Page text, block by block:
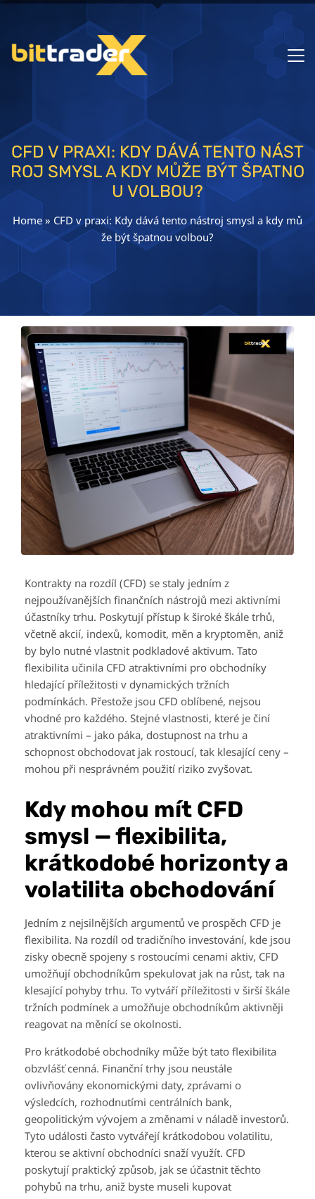
CFD V PRAXI: KDY DÁVÁ TENTO NÁST
ROJ SMYSL A KDY MŮŽE BÝT ŠPATNO
U VOLBOU?
Home » CFD v praxi: Kdy dává tento nástroj smysl a kdy mů
že být špatnou volbou?
Kontrakty na rozdíl (CFD) se staly jedním z
nejpoužívanějších finančních nástrojů mezi aktivními
účastníky trhu. Poskytují přístup k široké škále trhů,
včetně akcií, indexů, komodit, měn a kryptoměn, aniž
by bylo nutné vlastnit podkladové aktivum. Tato
flexibilita učinila CFD atraktivními pro obchodníky
hledající příležitosti v dynamických tržních
podmínkách. Přestože jsou CFD oblíbené, nejsou
vhodné pro každého. Stejné vlastnosti, které je činí
atraktivními – jako páka, dostupnost na trhu a
schopnost obchodovat jak rostoucí, tak klesající ceny –
mohou při nesprávném použití riziko zvyšovat.
Kdy mohou mít CFD
smysl — flexibilita,
krátkodobé horizonty a
volatilita obchodování
Jedním z nejsilnějších argumentů ve prospěch CFD je
flexibilita. Na rozdíl od tradičního investování, kde jsou
zisky obecně spojeny s rostoucími cenami aktiv, CFD
umožňují obchodníkům spekulovat jak na růst, tak na
klesající pohyby trhu. To vytváří příležitosti v širší škále
tržních podmínek a umožňuje obchodníkům aktivněji
reagovat na měnící se okolnosti.
Pro krátkodobé obchodníky může být tato flexibilita
obzvlášť cenná. Finanční trhy jsou neustále
ovlivňovány ekonomickými daty, zprávami o
výsledcích, rozhodnutími centrálních bank,
geopolitickým vývojem a změnami v náladě investorů.
Tyto události často vytvářejí krátkodobou volatilitu,
kterou se aktivní obchodníci snaží využít. CFD
poskytují praktický způsob, jak se účastnit těchto
pohybů na trhu, aniž byste museli kupovat